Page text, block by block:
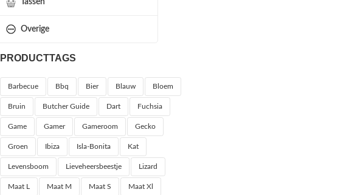
Overige
PRODUCTTAGS
Barbecue Bbq Bier Blauw Bloem
Bruin Butcher Guide Dart Fuchsia
Game Gamer Gameroom Gecko
Groen Ibiza Isla-Bonita Kat
Levensboom Lieveheersbeestje Lizard
Maat L Maat M Maat S Maat Xl